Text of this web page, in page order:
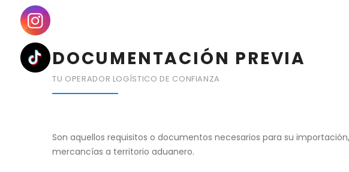
DOCUMENTACIÓN PREVIA
TU OPERADOR LOGÍSTICO DE CONFIANZA
Son aquellos requisitos o documentos necesarios para su
mercancías a territorio aduanero.